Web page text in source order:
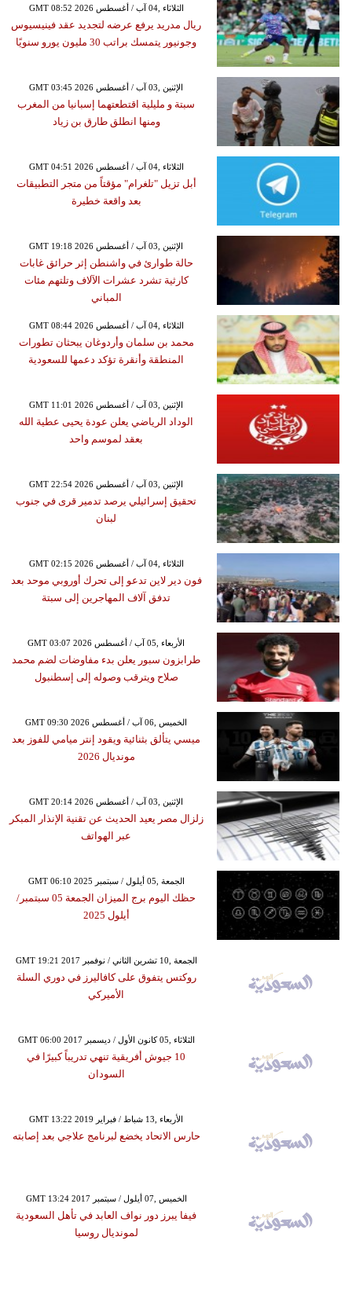
GMT 08:52 2026 الثلاثاء ,04 آب / أغسطس
ريال مدريد يرفع عرضه لتجديد عقد فينيسيوس
وجونيور يتمسك براتب 30 مليون يورو سنويًا
GMT 03:45 2026 الإثنين ,03 آب / أغسطس
سبتة و مليلية اقتطعتهما إسبانيا من المغرب
ومنها انطلق طارق بن زياد
GMT 04:51 2026 الثلاثاء ,04 آب / أغسطس
أبل تزيل "تلغرام" مؤقتاً من متجر التطبيقات
بعد واقعة خطيرة
GMT 19:18 2026 الإثنين ,03 آب / أغسطس
حالة طوارئ في واشنطن إثر حرائق غابات
كارثية تشرد عشرات الآلاف وتلتهم مئات
المباني
GMT 08:44 2026 الثلاثاء ,04 آب / أغسطس
محمد بن سلمان وأردوغان يبحثان تطورات
المنطقة وأنقرة تؤكد دعمها للسعودية
GMT 11:01 2026 الإثنين ,03 آب / أغسطس
الوداد الرياضي يعلن عودة يحيى عطية الله
بعقد لموسم واحد
GMT 22:54 2026 الإثنين ,03 آب / أغسطس
تحقيق إسرائيلي يرصد تدمير قرى في جنوب
لبنان
GMT 02:15 2026 الثلاثاء ,04 آب / أغسطس
فون دير لاين تدعو إلى تحرك أوروبي موحد بعد
تدفق آلاف المهاجرين إلى سبتة
GMT 03:07 2026 الأربعاء ,05 آب / أغسطس
طرابزون سبور يعلن بدء مفاوضات لضم محمد
صلاح ويترقب وصوله إلى إسطنبول
GMT 09:30 2026 الخميس ,06 آب / أغسطس
ميسي يتألق بثنائية ويقود إنتر ميامي للفوز بعد
مونديال 2026
GMT 20:14 2026 الإثنين ,03 آب / أغسطس
زلزال مصر يعيد الحديث عن تقنية الإنذار المبكر
عبر الهواتف
GMT 06:10 2025 الجمعة ,05 أيلول / سبتمبر
حظك اليوم برج الميزان الجمعة 05 سبتمبر/
أيلول 2025
GMT 19:21 2017 الجمعة ,10 تشرين الثاني / نوفمبر
روكتس يتفوق على كافاليرز في دوري السلة
الأميركي
GMT 06:00 2017 الثلاثاء ,05 كانون الأول / ديسمبر
10 جيوش أفريقية تنهي تدريباً كبيرًا في
السودان
GMT 13:22 2019 الأربعاء ,13 شباط / فبراير
حارس الاتحاد يخضع لبرنامج علاجي بعد إصابته
GMT 13:24 2017 الخميس ,07 أيلول / سبتمبر
فيفا يبرز دور نواف العابد في تأهل السعودية
لمونديال روسيا